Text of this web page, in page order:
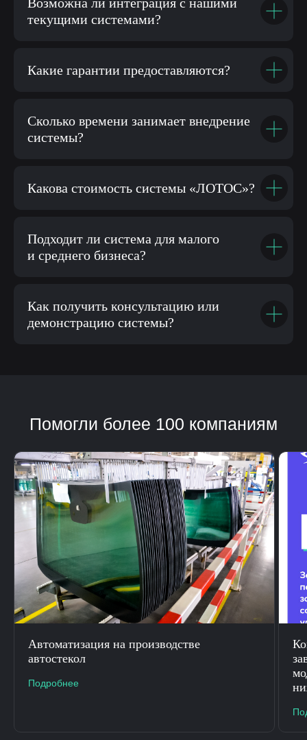
текущими системами?
Какие гарантии предоставляются?
Сколько времени занимает внедрение
системы?
Какова стоимость системы «ЛОТОС»?
Подходит ли система для малого
и среднего бизнеса?
Как получить консультацию или
демонстрацию системы?
Автоматизация на производстве
автостекол
Подробнее